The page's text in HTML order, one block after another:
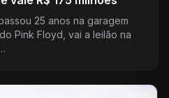
25 anos na garagem
Pink Floyd, vai a leilão na